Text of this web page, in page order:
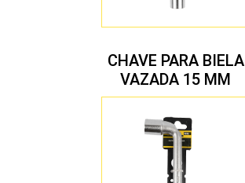
CHAVE PARA BIELA
VAZADA 15 MM